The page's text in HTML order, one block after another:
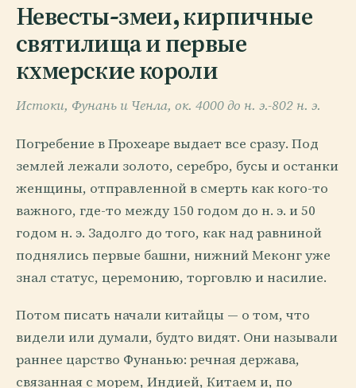
Невесты-змеи, кирпичные
святилища и первые
кхмерские короли
Истоки, Фунань и Ченла, ок. 4000 до н. э.-802 н. э.
Погребение в Прохеаре выдает все сразу. Под
землей лежали золото, серебро, бусы и останки
женщины, отправленной в смерть как кого-то
важного, где-то между 150 годом до н. э. и 50
годом н. э. Задолго до того, как над равниной
поднялись первые башни, нижний Меконг уже
знал статус, церемонию, торговлю и насилие.
Потом писать начали китайцы — о том, что
видели или думали, будто видят. Они называли
раннее царство Фунанью: речная держава,
связанная с морем, Индией, Китаем и, по